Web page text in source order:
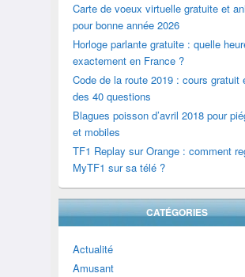
Carte de voeux virtuelle gratuite et
pour bonne année 2026
Horloge parlante gratuite : quelle
exactement en France ?
Code de la route 2019 : cours gratuit
des 40 questions
Blagues poisson d’avril 2018 pour
et mobiles
TF1 Replay sur Orange : comment
MyTF1 sur sa télé ?
CATÉGORIES
Actualité
Amusant